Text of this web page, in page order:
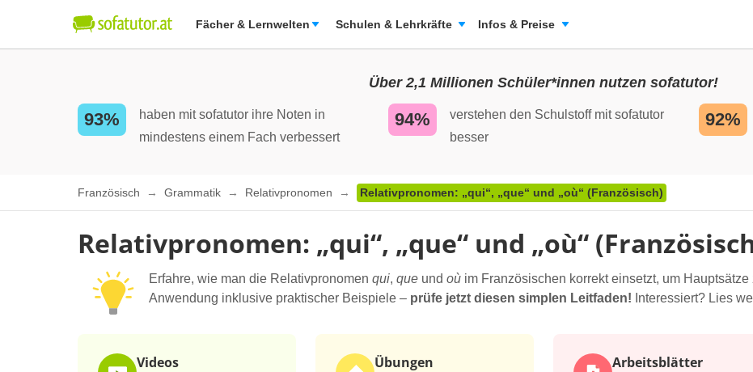
Fächer & Lernwelten Schulen & Lehrkräfte Infos & Preise
Über 2,1 Millionen Schüler*innen nutzen sofatutor!
93%
haben mit sofatutor ihre Noten in
mindestens einem Fach verbessert
94%
verstehen den Schulstoff mit sofatutor
besser
92%
Französisch Grammatik Relativpronomen Relativpronomen: „qui“, „que“ und „où“ (Französisch)
Relativpronomen: „qui“, „que“ und „où“
Erfahre, wie man die Relativpronomen qui, que und où im Französischen korrekt einsetzt, um
Anwendung inklusive praktischer Beispiele – prüfe jetzt diesen simplen Leitfaden! Interessiert? Lies
Videos
Übungen
Arbeits­blätter